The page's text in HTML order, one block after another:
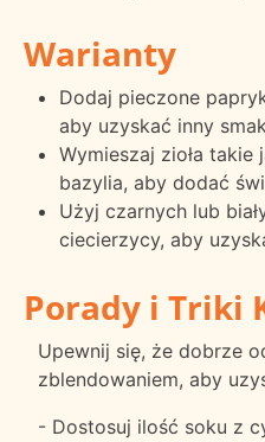
Warianty
Dodaj pieczone
aby uzyskać inny
Wymieszaj zioła
bazylia, aby dodać
Użyj czarnych lub
ciecierzycy, aby
Porady i Triki
Upewnij się, że dobrze
zblendowaniem, aby
- Dostosuj ilość soku z